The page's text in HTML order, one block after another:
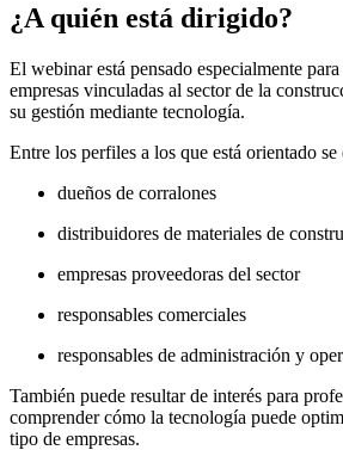
¿A quién está dirigido?
El webinar está pensado especialmente
empresas vinculadas al sector de la
su gestión mediante tecnología.
Entre los perfiles a los que está orientado se
dueños de corralones
distribuidores de materiales de
empresas proveedoras del sector
responsables comerciales
responsables de administración y
También puede resultar de interés para
comprender cómo la tecnología puede
tipo de empresas.